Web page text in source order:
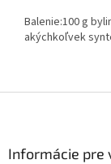
Balenie:100 g
akýchkoľvek
Informácie pre